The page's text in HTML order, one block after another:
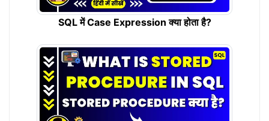
SQL में Case Expression क्या होता है?